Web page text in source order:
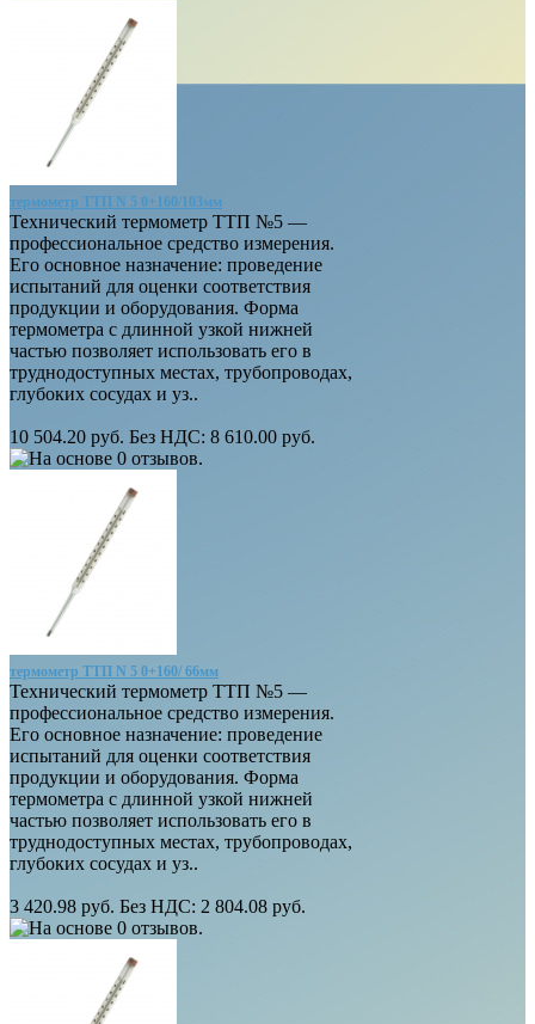
термометр ТТП N 5 0+160/103мм
Технический термометр ТТП №5 —
профессиональное средство измерения.
Его основное назначение: проведение
испытаний для оценки соответствия
продукции и оборудования. Форма
термометра с длинной узкой нижней
частью позволяет использовать его в
труднодоступных местах, трубопроводах,
глубоких сосудах и уз..
10 504.20 руб. Без НДС: 8 610.00 руб.
термометр ТТП N 5 0+160/ 66мм
Технический термометр ТТП №5 —
профессиональное средство измерения.
Его основное назначение: проведение
испытаний для оценки соответствия
продукции и оборудования. Форма
термометра с длинной узкой нижней
частью позволяет использовать его в
труднодоступных местах, трубопроводах,
глубоких сосудах и уз..
3 420.98 руб. Без НДС: 2 804.08 руб.